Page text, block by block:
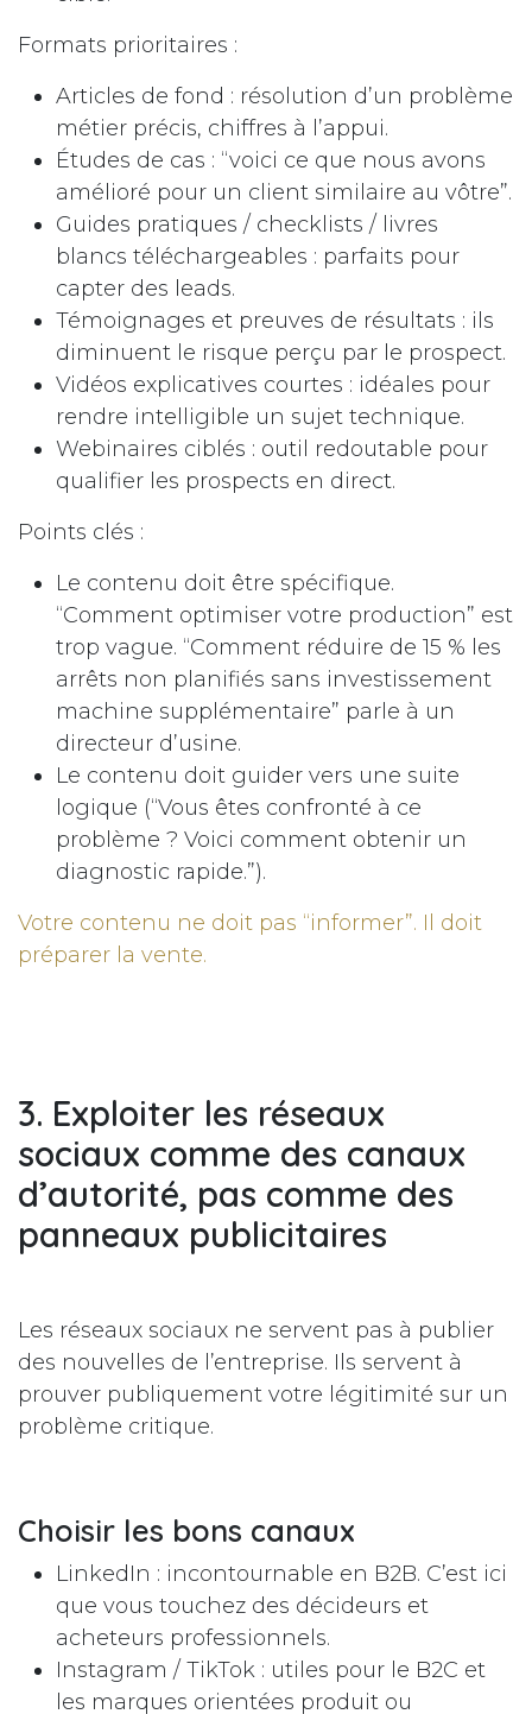
Formats prioritaires :
Articles de fond : résolution d’un problème
métier précis, chiffres à l’appui.
Études de cas : “voici ce que nous avons
amélioré pour un client similaire au vôtre”.
Guides pratiques / checklists / livres
blancs téléchargeables : parfaits pour
capter des leads.
Témoignages et preuves de résultats : ils
diminuent le risque perçu par le prospect.
Vidéos explicatives courtes : idéales pour
rendre intelligible un sujet technique.
Webinaires ciblés : outil redoutable pour
qualifier les prospects en direct.
Points clés :
Le contenu doit être spécifique.
“Comment optimiser votre production” est
trop vague. “Comment réduire de 15 % les
arrêts non planifiés sans investissement
machine supplémentaire” parle à un
directeur d’usine.
Le contenu doit guider vers une suite
logique (“Vous êtes confronté à ce
problème ? Voici comment obtenir un
diagnostic rapide.”).
Votre contenu ne doit pas “informer”. Il doit
préparer la vente.
3. Exploiter les réseaux
sociaux comme des canaux
d’autorité, pas comme des
panneaux publicitaires
Les réseaux sociaux ne servent pas à publier
des nouvelles de l’entreprise. Ils servent à
prouver publiquement votre légitimité sur un
problème critique.
Choisir les bons canaux
LinkedIn : incontournable en B2B. C’est ici
que vous touchez des décideurs et
acheteurs professionnels.
Instagram / TikTok : utiles pour le B2C et
les marques orientées produit ou